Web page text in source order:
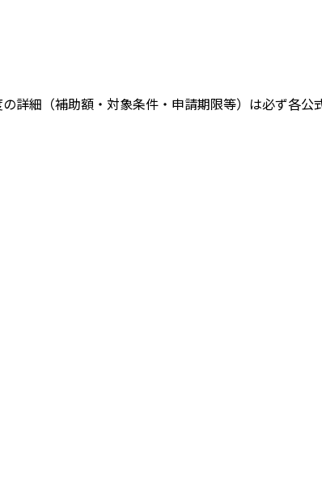
詳細（補助額・対象条件・申請期限等）は必ず各公